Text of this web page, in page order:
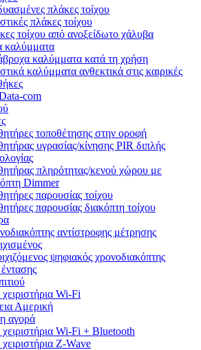
πλάκες τοίχου
πλάκες τοίχου
τοίχου από ανοξείδωτο χάλυβα
καλύμματα
καλύμματα κατά τη χρήση
καλύμματα ανθεκτικά στις καιρικές
com
τοποθέτησης στην οροφή
υγρασίας/κίνησης PIR διπλής
πληρότητας/κενού χώρου με
Dimmer
παρουσίας τοίχου
παρουσίας διακόπτη τοίχου
αντίστροφης μέτρησης
ψηφιακός χρονοδιακόπτης
Wi-Fi
Αμερική
αγορά
Wi-Fi + Bluetooth
Z-Wave